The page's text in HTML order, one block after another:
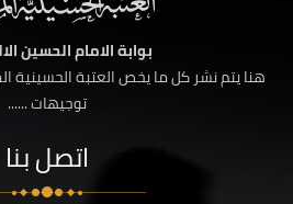
بوابة الامام الحسين
هنا يتم نشر كل ما يخص العتبة الحسينية
توجيهات ......
اتصل بنا